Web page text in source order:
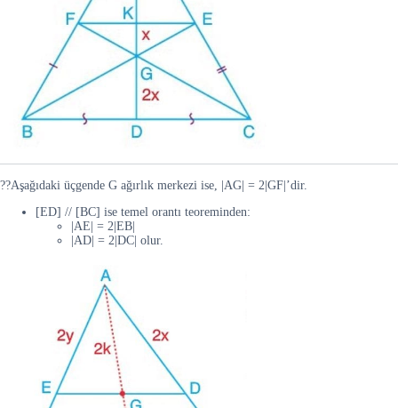
??Aşağıdaki üçgende G ağırlık merkezi ise, |AG| = 2|GF|’dir.
[ED] // [BC] ise temel orantı teoreminden:
|AE| = 2|EB|
|AD| = 2|DC| olur.